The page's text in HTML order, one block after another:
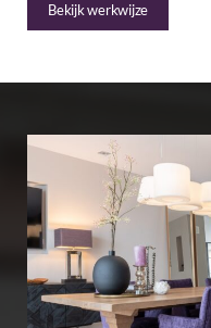
Bekijk werkwijze